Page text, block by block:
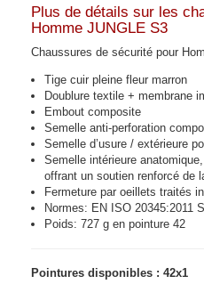
Plus de détails sur les
Homme JUNGLE S3
Chaussures de sécurité pour
Tige cuir pleine fleur marron
Doublure textile + membrane
Embout composite
Semelle anti-perforation
Semelle d’usure / extérieure
Semelle intérieure
offrant un soutien renforcé de
Fermeture par oeillets traités
Normes: EN ISO 20345:2011
Poids: 727 g en pointure 42
Pointures disponibles : 42x1